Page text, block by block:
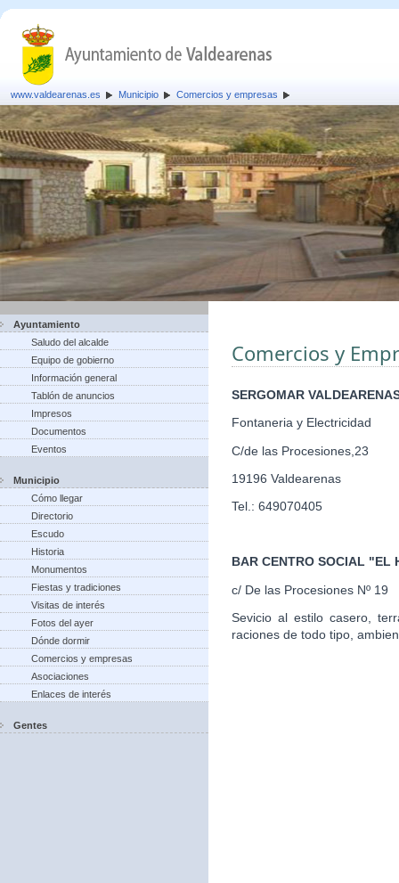
www.valdearenas.es Municipio Comercios y empresas
Ayuntamiento
Saludo del alcalde
Equipo de gobierno
Información general
Tablón de anuncios
Impresos
Documentos
Eventos
Municipio
Cómo llegar
Directorio
Escudo
Historia
Monumentos
Fiestas y tradiciones
Visitas de interés
Fotos del ayer
Dónde dormir
Comercios y empresas
Asociaciones
Enlaces de interés
Gentes
Comercios y
SERGOMAR
Fontaneria y Electricidad
C/de las Procesiones,23
19196 Valdearenas
Tel.: 649070405
BAR CENTRO SOCIAL "EL
c/ De las Procesiones Nº 19
Sevicio al estilo casero,
raciones de todo tipo,